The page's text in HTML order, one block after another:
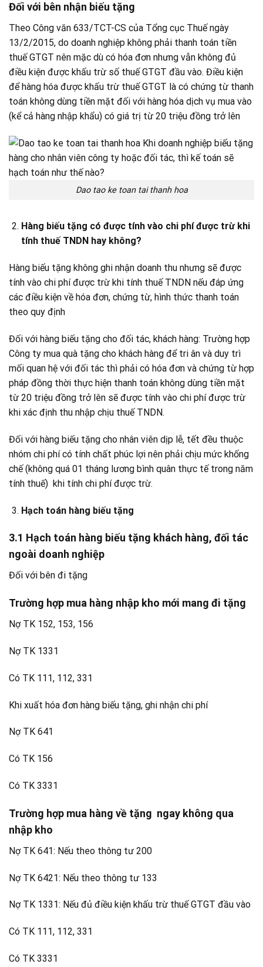
Đối với bên nhận biếu tặng
Theo Công văn 633/TCT-CS của Tổng cục Thuế ngày
13/2/2015, do doanh nghiệp không phải thanh toán tiền
thuế GTGT nên mặc dù có hóa đơn nhưng vẫn không đủ
điều kiện được khấu trừ số thuế GTGT đầu vào. Điều kiện
để hàng hóa được khấu trừ thuế GTGT là có chứng từ thanh
toán không dùng tiền mặt đối với hàng hóa dịch vụ mua vào
(kể cả hàng nhập khẩu) có giá trị từ 20 triệu đồng trở lên
Dao tao ke toan tai thanh hoa
Hàng biếu tặng có được tính vào chi phí được trừ khi
tính thuế TNDN hay không?
Hàng biếu tặng không ghi nhận doanh thu nhưng sẽ được
tính vào chi phí được trừ khi tính thuế TNDN nếu đáp ứng
các điều kiện về hóa đơn, chứng từ, hình thức thanh toán
theo quy định
Đối với hàng biếu tặng cho đối tác, khách hàng: Trường hợp
Công ty mua quà tặng cho khách hàng để tri ân và duy trì
mối quan hệ với đối tác thì phải có hóa đơn và chứng từ hợp
pháp đồng thời thực hiện thanh toán không dùng tiền mặt
từ 20 triệu đồng trở lên sẽ được tính vào chi phí được trừ
khi xác định thu nhập chịu thuế TNDN.
Đối với hàng biếu tặng cho nhân viên dịp lễ, tết đều thuộc
nhóm chi phí có tính chất phúc lợi nên phải chịu mức khống
chế (không quá 01 tháng lương bình quân thực tế trong năm
tính thuế) khi tính chi phí được trừ.
Hạch toán hàng biếu tặng
3.1 Hạch toán hàng biếu tặng khách hàng, đối tác
ngoài doanh nghiệp
Đối với bên đi tặng
Trường hợp mua hàng nhập kho mới mang đi tặng
Nợ TK 152, 153, 156
Nợ TK 1331
Có TK 111, 112, 331
Khi xuất hóa đơn hàng biếu tặng, ghi nhận chi phí
Nợ TK 641
Có TK 156
Có TK 3331
Trường hợp mua hàng về tặng ngay không qua
nhập kho
Nợ TK 641: Nếu theo thông tư 200
Nợ TK 6421: Nếu theo thông tư 133
Nợ TK 1331: Nếu đủ điều kiện khấu trừ thuế GTGT đầu vào
Có TK 111, 112, 331
Có TK 3331